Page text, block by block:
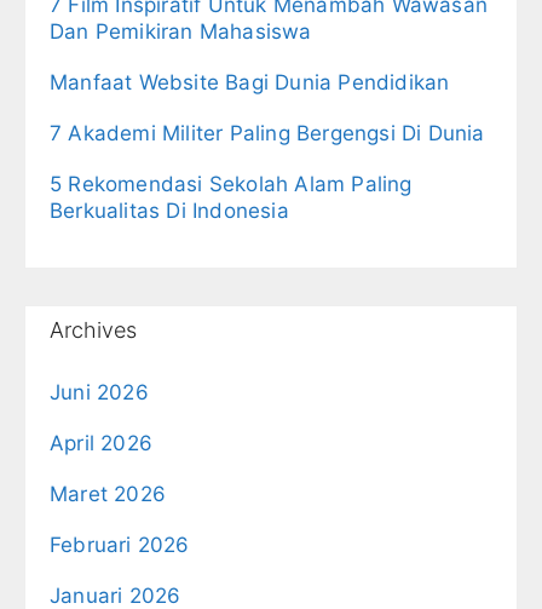
Dan Pemikiran Mahasiswa
Manfaat Website Bagi Dunia Pendidikan
7 Akademi Militer Paling Bergengsi Di Dunia
5 Rekomendasi Sekolah Alam Paling
Berkualitas Di Indonesia
Archives
Juni 2026
April 2026
Maret 2026
Februari 2026
Januari 2026